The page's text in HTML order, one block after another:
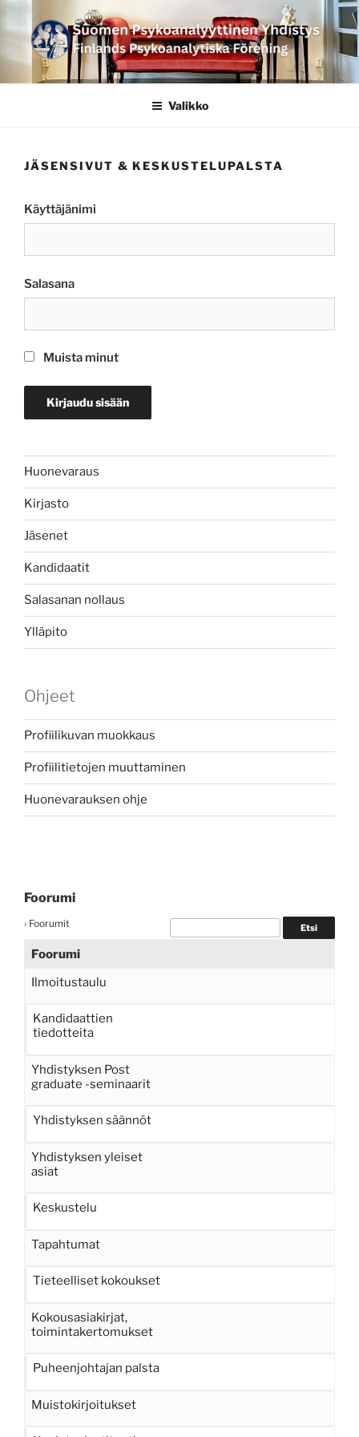
sisältöön
SUOMEN
PSYKOANALYYTTINEN
PSYKOANALYTISKA
Valikko
JÄSENSIVUT & KESKUSTELUPALSTA
Käyttäjänimi
Salasana
Muista minut
Huonevaraus
Kirjasto
Jäsenet
Kandidaatit
Salasanan nollaus
Ylläpito
Ohjeet
Profiilikuvan muokkaus
Profiilitietojen muuttaminen
Huonevarauksen ohje
Foorumi
› Foorumit
Foorumi
Ilmoitustaulu
Kandidaattien
tiedotteita
Yhdistyksen Post
graduate -seminaarit
Yhdistyksen säännöt
Yhdistyksen yleiset
asiat
Keskustelu
Tapahtumat
Tieteelliset kokoukset
Kokousasiakirjat,
toimintakertomukset
Puheenjohtajan palsta
Muistokirjoitukset